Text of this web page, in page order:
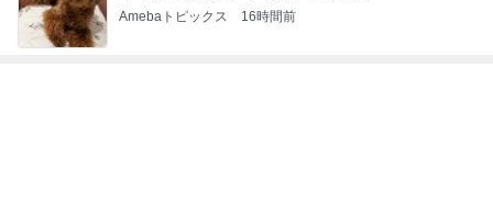
Amebaトピックス 16時間前